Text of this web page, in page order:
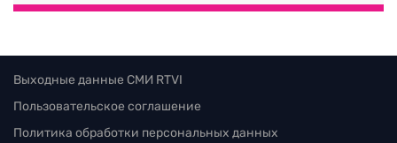
Выходные данные СМИ RTVI
Пользовательское соглашение
Политика обработки персональных данных